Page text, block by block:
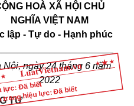
lực: Đã biết
trạng hiệu lực: Đã biết
HOÀ XÃ HỘI CHỦ
NGHĨA VIỆT NAM
lập - Tự do - Hạnh phúc
Nội, ngày 24 tháng 6 năm
2022
TƯ